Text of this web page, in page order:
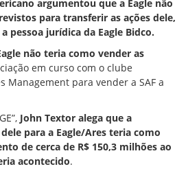
argumentou que a Eagle não
para transferir as ações dele,
pessoa jurídica da Eagle Bidco.
não teria como vender as
em curso com o clube
Management para vender a SAF a
John Textor alega que a
para a Eagle/Ares teria como
de cerca de R$ 150,3 milhões ao
acontecido.